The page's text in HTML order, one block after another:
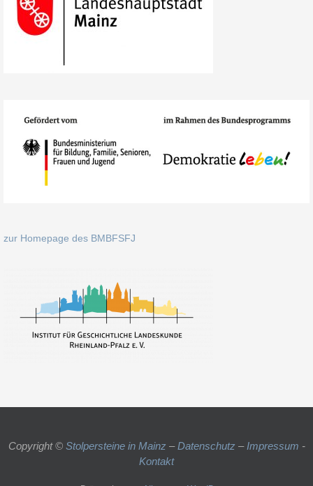
zur Homepage des BMBFSFJ
Copyright © Stolpersteine in Mainz –Datenschutz– Impressum -
Kontakt